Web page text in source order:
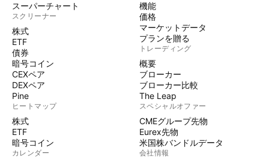
スーパーチャート
スクリーナー
株式
ETF
債券
暗号コイン
CEXペア
DEXペア
Pine
ヒートマップ
株式
ETF
暗号コイン
カレンダー
機能
価格
マーケットデータ
プランを贈る
トレーディング
概要
ブローカー
ブローカー比較
The Leap
スペシャルオファー
CMEグループ先物
Eurex先物
米国株バンドルデータ
会社情報